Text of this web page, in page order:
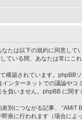
なたは以下の規約に同意し
いる間、あなたは常にこ
構築されています。phpBB
ンターネットでの議論や
負いません。phpBB に関す
につながる記事、
座に行われます（場合に